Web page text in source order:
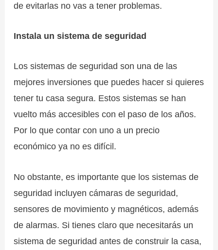
de evitarlas no vas a tener problemas.
Instala un sistema de seguridad
Los sistemas de seguridad son una de las
mejores inversiones que puedes hacer si quieres
tener tu casa segura. Estos sistemas se han
vuelto más accesibles con el paso de los años.
Por lo que contar con uno a un precio
económico ya no es difícil.
No obstante, es importante que los sistemas de
seguridad incluyen cámaras de seguridad,
sensores de movimiento y magnéticos, además
de alarmas. Si tienes claro que necesitarás un
sistema de seguridad antes de construir la casa,